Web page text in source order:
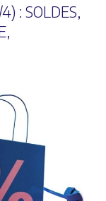
: SOLDES,